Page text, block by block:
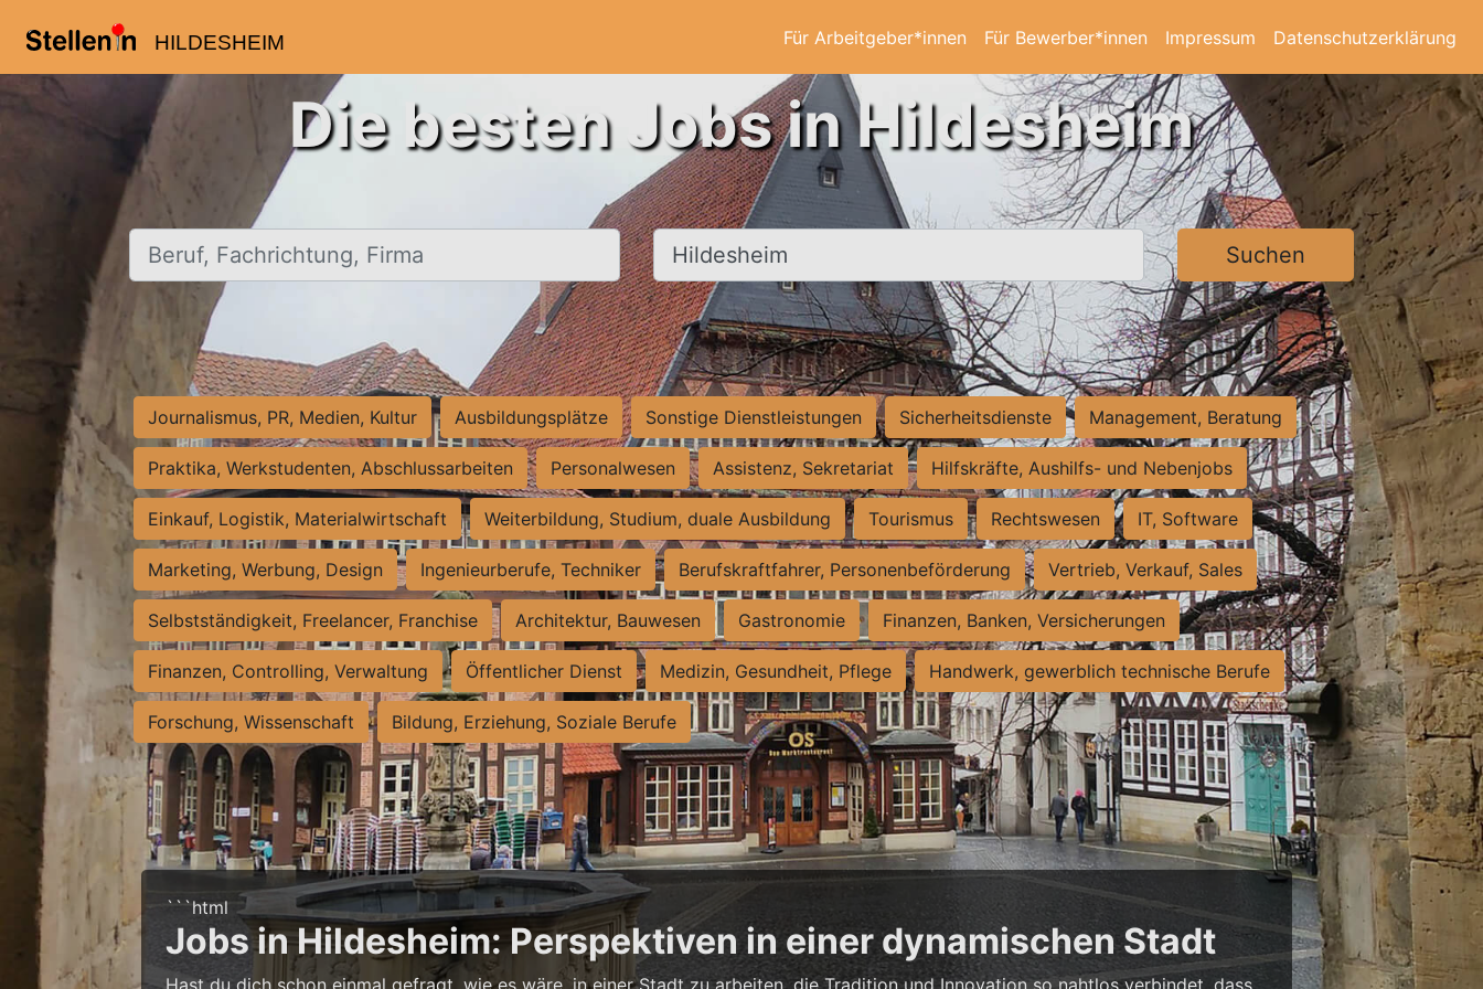
HILDESHEIM Für Arbeitgeber*innen Für Bewerber*innen Impressum Datenschutzerklärung
Die besten Jobs in Hildesheim
Beruf, Fachrichtung, Firma Ort, Stadt Suchen
Journalismus, PR, Medien, Kultur Ausbildungsplätze Sonstige Dienstleistungen Sicherheitsdienste Management, Beratung
Praktika, Werkstudenten, Abschlussarbeiten Personalwesen Assistenz, Sekretariat Hilfskräfte, Aushilfs- und Nebenjobs
Einkauf, Logistik, Materialwirtschaft Weiterbildung, Studium, duale Ausbildung Tourismus Rechtswesen IT, Software
Marketing, Werbung, Design Ingenieurberufe, Techniker Berufskraftfahrer, Personenbeförderung Vertrieb, Verkauf, Sales
Selbstständigkeit, Freelancer, Franchise Architektur, Bauwesen Gastronomie Finanzen, Banken, Versicherungen
Finanzen, Controlling, Verwaltung Öffentlicher Dienst Medizin, Gesundheit, Pflege Handwerk, gewerblich technische Berufe
Forschung, Wissenschaft Bildung, Erziehung, Soziale Berufe
```html
Jobs in Hildesheim: Perspektiven in einer dynamischen Stadt